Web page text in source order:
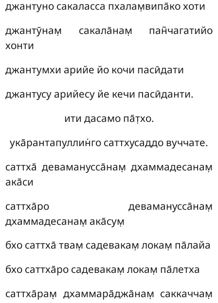
джантуно сакаласса пхалам̣випа̄ко хоти
джантӯнам̣ сакала̄нам̣ пан̃чагатийо
хонти
джантумхи арийе йо кочи пасӣдати
джантусу арийесу йе кечи пасӣданти.
ити дасамо па̄т̣хо.
ука̄рантапуллин̇го саттхусаддо вуччате.
саттха̄ деваманусса̄нам̣ дхаммадесанам̣
ака̄си
саттха̄ро деваманусса̄нам̣
дхаммадесанам̣ ака̄сум̣
бхо саттха̄ твам̣ садевакам̣ локам̣ па̄лайа
бхо саттха̄ро садевакам̣ локам̣ па̄летха
саттха̄рам̣ дхаммара̄джа̄нам̣ саккаччам̣